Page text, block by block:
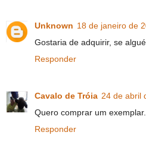
Unknown 18 de janeiro de
Gostaria de adquirir, se
Responder
Cavalo de Tróia 24 de abril
Quero comprar um
Responder